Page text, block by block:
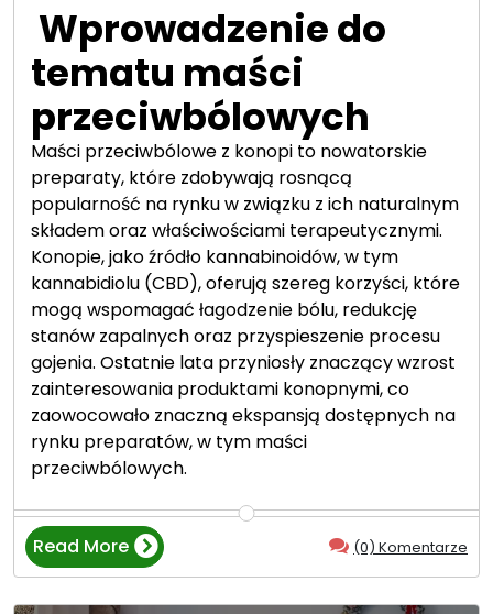
Wprowadzenie do
tematu maści
przeciwbólowych
Maści przeciwbólowe z konopi to nowatorskie
preparaty, które zdobywają rosnącą
popularność na rynku w związku z ich naturalnym
składem oraz właściwościami terapeutycznymi.
Konopie, jako źródło kannabinoidów, w tym
kannabidiolu (CBD), oferują szereg korzyści, które
mogą wspomagać łagodzenie bólu, redukcję
stanów zapalnych oraz przyspieszenie procesu
gojenia. Ostatnie lata przyniosły znaczący wzrost
zainteresowania produktami konopnymi, co
zaowocowało znaczną ekspansją dostępnych na
rynku preparatów, w tym maści
przeciwbólowych.
Read More
“
R
(0) Komentarze